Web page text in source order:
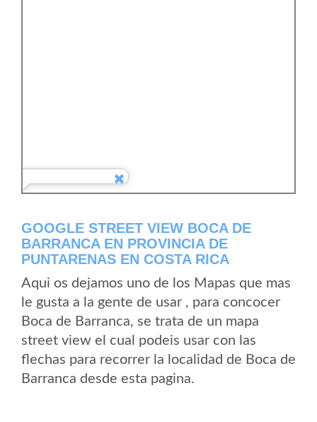
GOOGLE STREET VIEW BOCA DE
BARRANCA EN PROVINCIA DE
PUNTARENAS EN COSTA RICA
Aqui os dejamos uno de los Mapas que mas
le gusta a la gente de usar , para concocer
Boca de Barranca, se trata de un mapa
street view el cual podeis usar con las
flechas para recorrer la localidad de Boca de
Barranca desde esta pagina.